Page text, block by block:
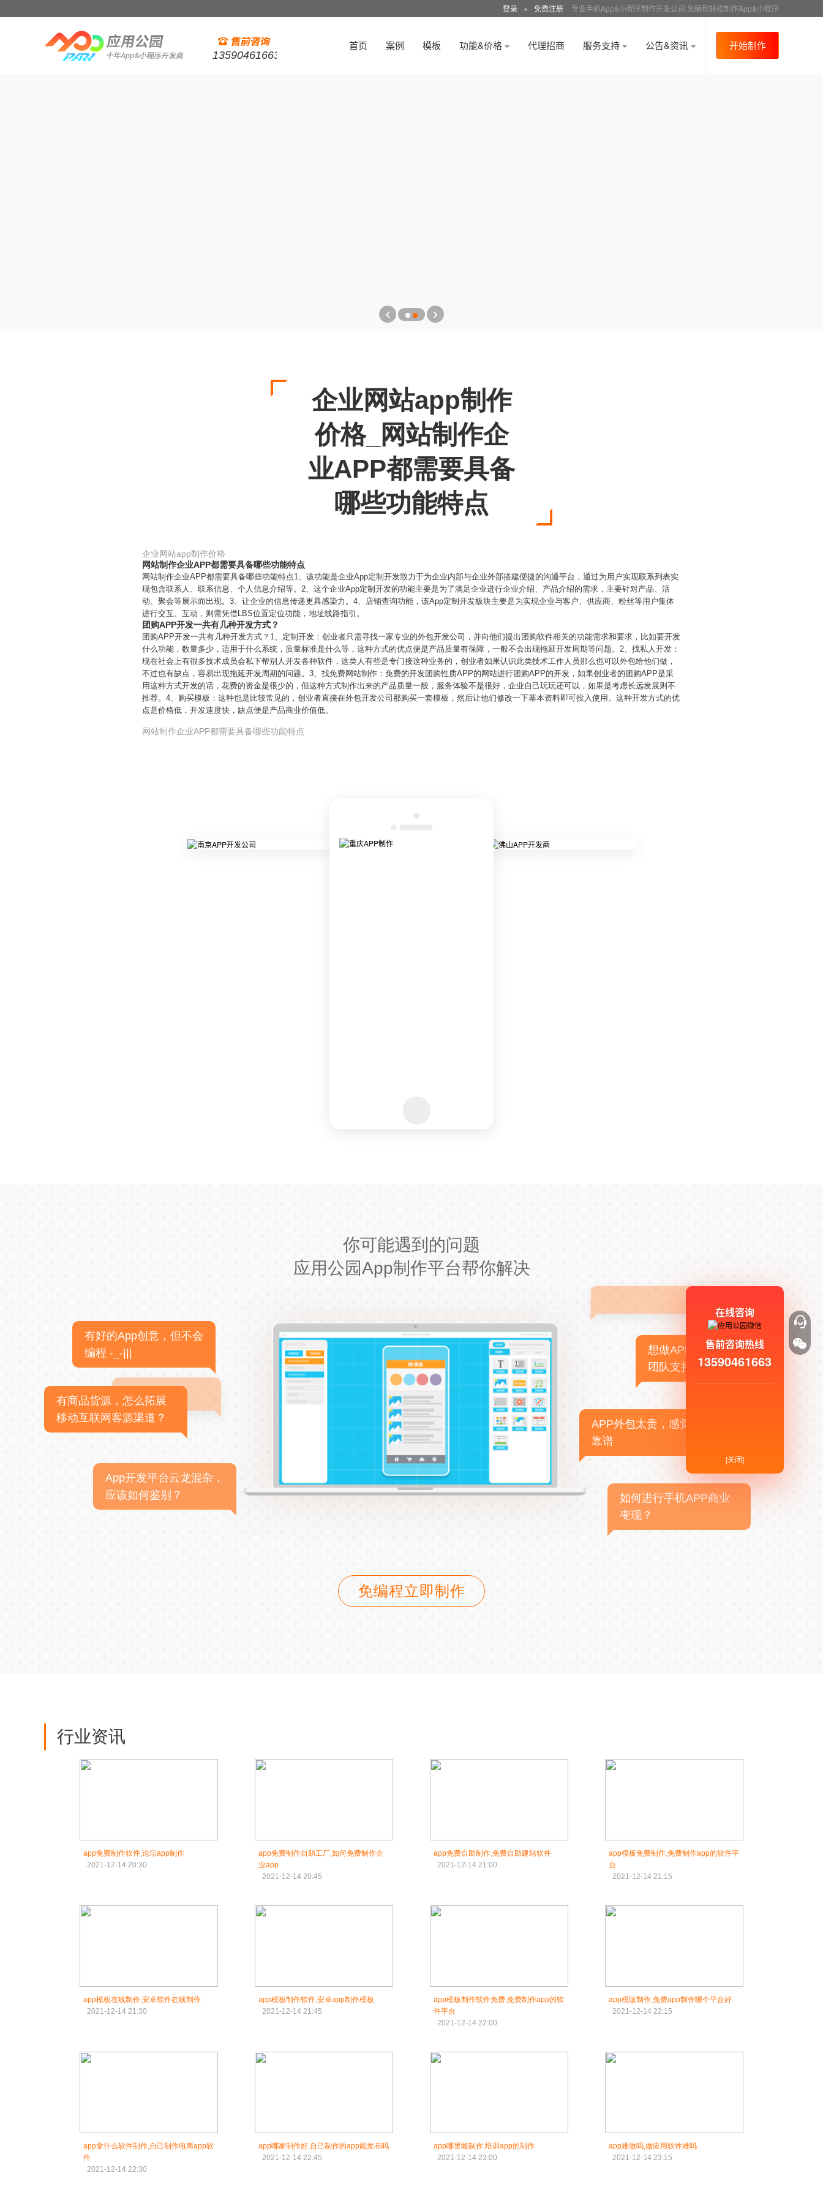
登录 ● 免费注册 专业手机App&小程序制作开发公司,免编程轻松制作App&小程序
13590461663
首页 案例 模板 功能&价格 代理招商 服务支持 公告&资讯 开始制作
企业网站app制作
价格_网站制作企
业APP都需要具备
哪些功能特点
企业网站app制作价格
网站制作企业APP都需要具备哪些功能特点
网站制作企业APP都需要具备哪些功能特点1、该功能是企业App定制开发致力于为企业内部与企业外部搭建便捷的沟通平台，通过为用户实现联系列表实
现包含联系人、联系信息、个人信息介绍等。2、这个企业App定制开发的功能主要是为了满足企业进行企业介绍、产品介绍的需求，主要针对产品、活
动、聚会等展示而出现。3、让企业的信息传递更具感染力。4、店铺查询功能，该App定制开发板块主要是为实现企业与客户、供应商、粉丝等用户集体
进行交互、互动，则需凭借LBS位置定位功能，地址线路指引。
团购APP开发一共有几种开发方式？
团购APP开发一共有几种开发方式？1、定制开发：创业者只需寻找一家专业的外包开发公司，并向他们提出团购软件相关的功能需求和要求，比如要开发
什么功能，数量多少，适用于什么系统，质量标准是什么等，这种方式的优点便是产品质量有保障，一般不会出现拖延开发周期等问题。2、找私人开发：
现在社会上有很多技术成员会私下帮别人开发各种软件，这类人有些是专门接这种业务的，创业者如果认识此类技术工作人员那么也可以外包给他们做，
不过也有缺点，容易出现拖延开发周期的问题。3、找免费网站制作：免费的开发团购性质APP的网站进行团购APP的开发，如果创业者的团购APP是采
用这种方式开发的话，花费的资金是很少的，但这种方式制作出来的产品质量一般，服务体验不是很好，企业自己玩玩还可以，如果是考虑长远发展则不
推荐。4、购买模板：这种也是比较常见的，创业者直接在外包开发公司那购买一套模板，然后让他们修改一下基本资料即可投入使用。这种开发方式的优
点是价格低，开发速度快，缺点便是产品商业价值低。
网站制作企业APP都需要具备哪些功能特点
你可能遇到的问题
应用公园App制作平台帮你解决
有好的App创意，但不会
编程 -_-|||
有商品货源，怎么拓展
移动互联网客源渠道？
App开发平台云龙混杂，
应该如何鉴别？
想做APP，但没有技术
团队支持
APP外包太贵，感觉不
靠谱
如何进行手机APP商业
变现？
免编程立即制作
行业资讯
app免费制作软件,论坛app制作
2021-12-14 20:30
app免费制作自助工厂,如何免费制作企
业app
2021-12-14 20:45
app免费自助制作,免费自助建站软件
2021-12-14 21:00
app模板免费制作,免费制作app的软件平
台
2021-12-14 21:15
app模板在线制作,安卓软件在线制作
2021-12-14 21:30
app模板制作软件,安卓app制作模板
2021-12-14 21:45
app模板制作软件免费,免费制作app的软
件平台
2021-12-14 22:00
app模版制作,免费app制作哪个平台好
2021-12-14 22:15
app拿什么软件制作,自己制作电商app软
件
2021-12-14 22:30
app哪家制作好,自己制作的app能发布吗
2021-12-14 22:45
app哪里能制作,培训app的制作
2021-12-14 23:00
app难做吗,做应用软件难吗
2021-12-14 23:15
在线咨询
售前咨询热线
13590461663
[关闭]